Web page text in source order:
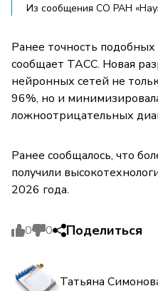
Из сообщения СО РАН
Ранее точность
сообщает ТАСС. Новая
нейронных сетей не
96%, но и
ложноотрицательных
Ранее сообщалось, что
получили
2026 года.
0 0 Поделиться
Татьяна